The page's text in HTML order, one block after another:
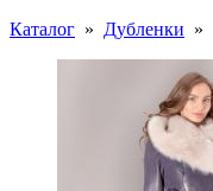
Каталог » Дубленки »